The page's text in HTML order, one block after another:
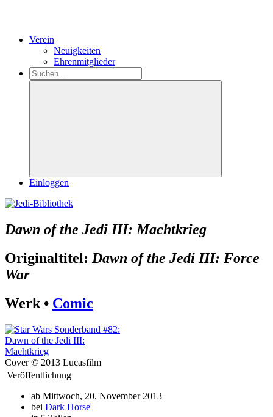
Verein
Neuigkeiten
Ehrenmitglieder
Search
Suchen
nach:
Suchen
Einloggen
Dawn of the Jedi III: Machtkrieg
Originaltitel: Dawn of the Jedi III: Force
War
Werk • Comic
Cover © 2013 Lucasfilm
Veröffentlichung
ab Mittwoch, 20. November 2013
bei Dark Horse